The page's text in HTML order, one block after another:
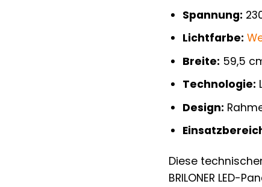
Spannung:
Lichtfarbe:
Breite: 59,5
Technologie:
Design:
Diese
BRILONER LED-